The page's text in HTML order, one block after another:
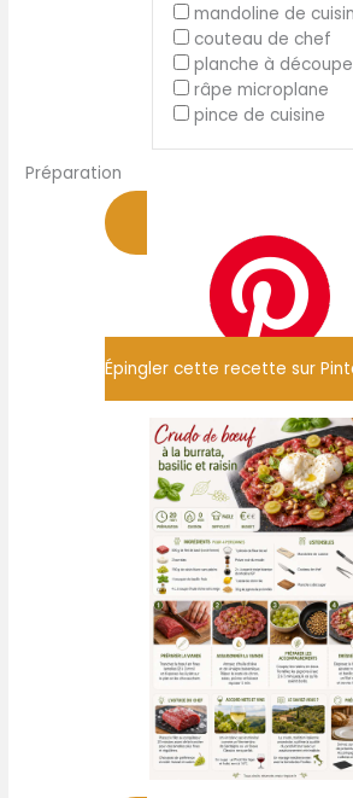
mandoline de
couteau de chef
planche à
râpe microplane
pince de cuisine
Préparation
Épingler cette recette sur